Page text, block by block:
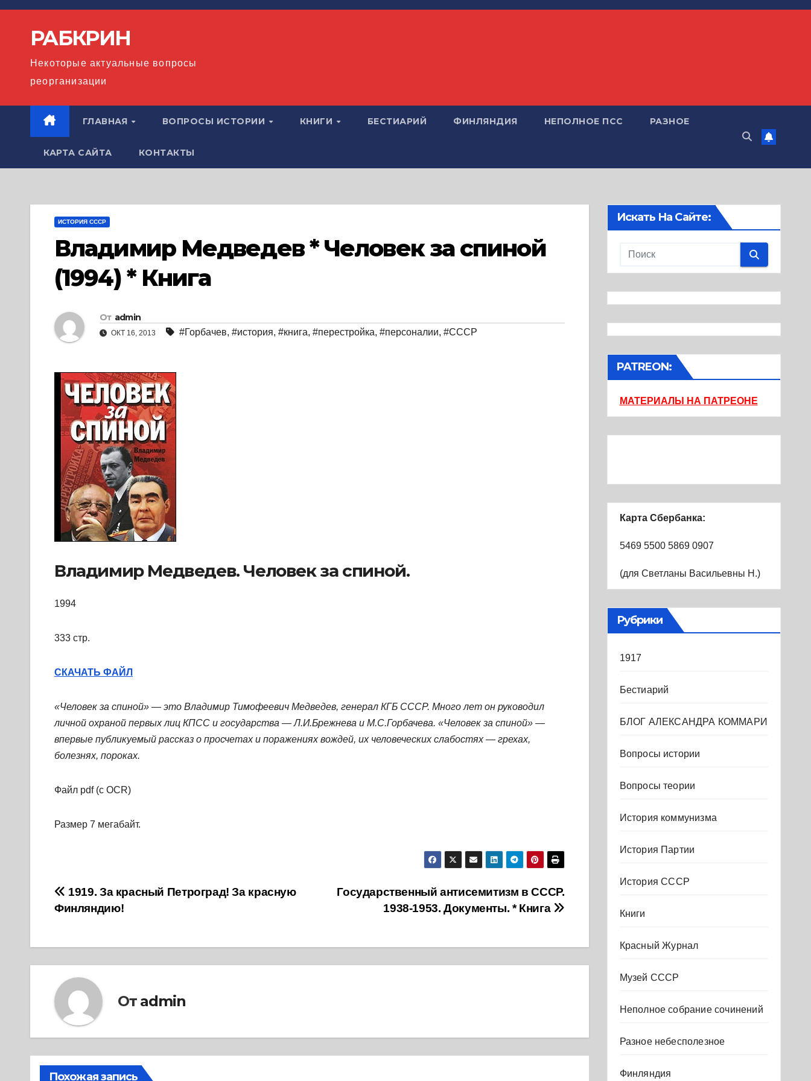
Перейти
содержимомуРАБКРИН
Некоторые актуальные вопросы
реорганизации
ГЛАВНАЯ ВОПРОСЫ ИСТОРИИ КНИГИ БЕСТИАРИЙ ФИНЛЯНДИЯ НЕПОЛНОЕ ПСС РАЗНОЕ
КАРТА САЙТА КОНТАКТЫ
ИСТОРИЯ СССР
Владимир Медведев * Человек за спиной
(1994) * Книга
От admin
ОКТ 16, 2013 #Горбачев, #история, #книга, #перестройка, #персоналии, #СССР
Владимир Медведев. Человек за спиной.
1994
333 стр.
СКАЧАТЬ ФАЙЛ
«Человек за спиной» — это Владимир Тимофеевич Медведев, генерал КГБ СССР. Много лет он руководил
личной охраной первых лиц КПСС и государства — Л.И.Брежнева и М.С.Горбачева. «Человек за спиной» —
впервые публикуемый рассказ о просчетах и поражениях вождей, их человеческих слабостях — грехах,
болезнях, пороках.
Файл pdf (с OCR)
Размер 7 мегабайт.
Навигация
записям
Государственный антисемитизм в СССР.
1938-1953. Документы. * Книга
1919. За красный Петроград! За красную
Финляндию!
От admin
Похожая запись
Искать На Сайте:
PATREON:
МАТЕРИАЛЫ НА ПАТРЕОНЕ
Карта Сбербанка:
5469 5500 5869 0907
(для Светланы Васильевны Н.)
Рубрики
1917
Бестиарий
БЛОГ АЛЕКСАНДРА КОММАРИ
Вопросы истории
Вопросы теории
История коммунизма
История Партии
История СССР
Книги
Красный Журнал
Музей СССР
Неполное собрание сочинений
Разное небесполезное
Финляндия